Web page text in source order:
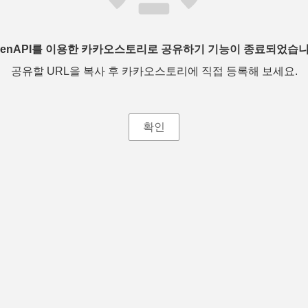
를 이용한 카카오스토리로 공유하기 기능이 종료되었습
공유할 URL을 복사 후 카카오스토리에 직접 등록해 보세요.
확인